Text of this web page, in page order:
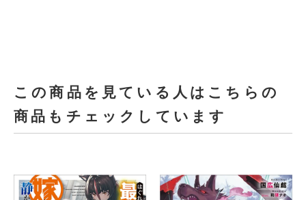
この商品を見ている人はこちらの
商品もチェックしています